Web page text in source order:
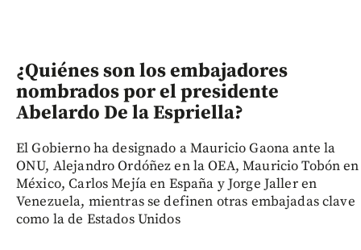
¿Quiénes son los embajadores
nombrados por el presidente
Abelardo De la Espriella?
El Gobierno ha designado a Mauricio Gaona ante la
ONU, Alejandro Ordóñez en la OEA, Mauricio Tobón en
México, Carlos Mejía en España y Jorge Jaller en
Venezuela, mientras se definen otras embajadas clave
como la de Estados Unidos